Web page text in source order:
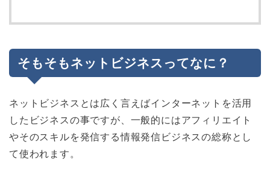
そもそもネットビジネスってなに？
ネットビジネスとは広く言えばインターネットを活用
したビジネスの事ですが、一般的にはアフィリエイト
やそのスキルを発信する情報発信ビジネスの総称とし
て使われます。